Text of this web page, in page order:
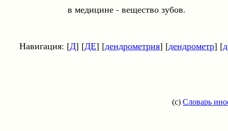
в медицине - вещество зубов.
Навигация: [Д] [ДЕ] [дендрометрия] [дендрометр] [
(c) Словарь